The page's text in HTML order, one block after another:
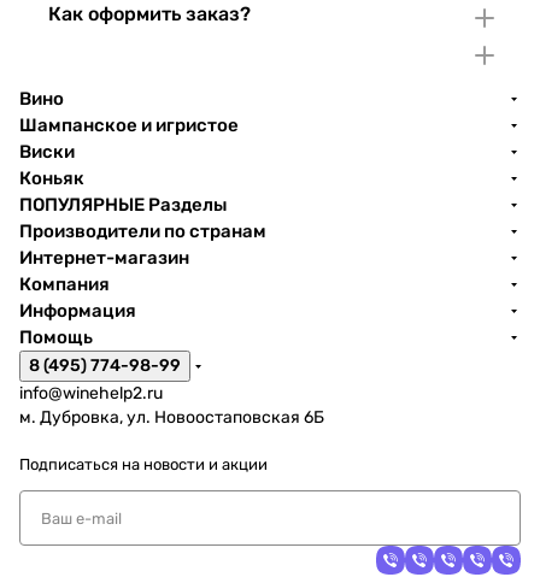
Как оформить заказ?
Вино
Шампанское и игристое
Виски
Коньяк
ПОПУЛЯРНЫЕ Разделы
Производители по странам
Интернет-магазин
Компания
Информация
Помощь
8 (495) 774-98-99
info@winehelp2.ru
м. Дубровка, ул. Новоостаповская 6Б
Подписаться на новости и акции